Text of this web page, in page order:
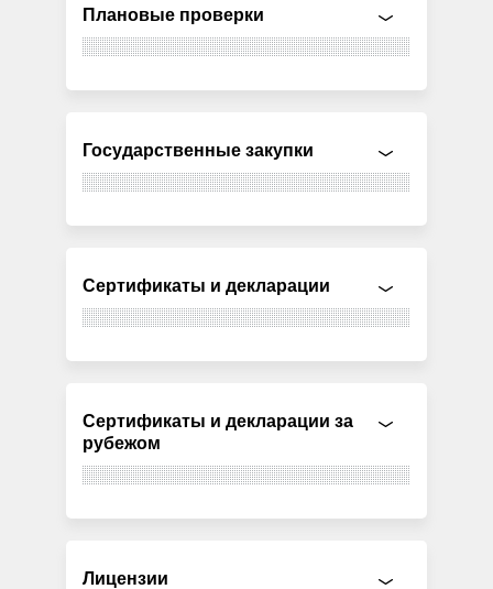
Плановые проверки
Государственные закупки
Сертификаты и декларации
Сертификаты и декларации за
рубежом
Лицензии